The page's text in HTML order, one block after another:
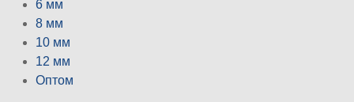
6 мм
8 мм
10 мм
12 мм
Оптом